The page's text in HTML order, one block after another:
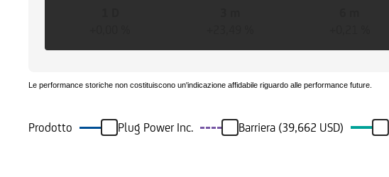
Le performance storiche non costituiscono un'indicazione affidabile riguardo alle performance future.
Prodotto Plug Power Inc. Barriera (39,662 USD)